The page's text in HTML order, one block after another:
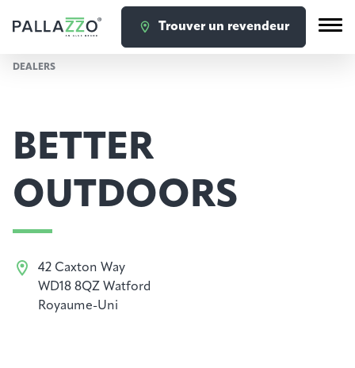
Trouver un revendeur
DEALERS
BETTER
OUTDOORS
42 Caxton Way
WD18 8QZ Watford
Royaume-Uni